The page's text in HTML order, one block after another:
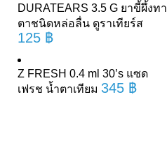
DURATEARS 3.5 G ยาขี้ผึ้งทา
ตาชนิดหล่อลื่น ดูราเทียร์ส
125 ฿
Z FRESH 0.4 ml 30’s แซด
เฟรช น้ำตาเทียม 345 ฿